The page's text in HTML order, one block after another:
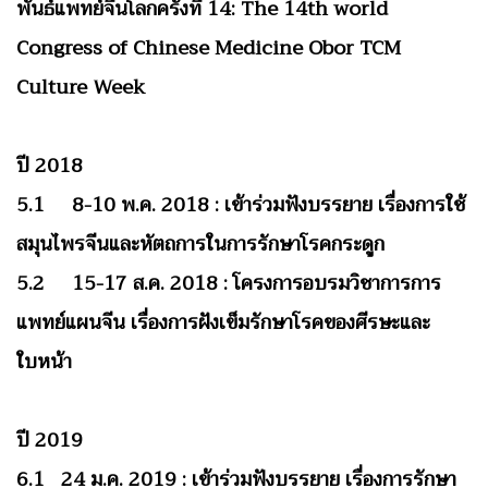
พันธ์แพทย์จีนโลกครั้งที่ 14: The 14th world
Congress of Chinese Medicine Obor TCM
Culture Week
ปี 2018
5.1 8-10 พ.ค. 2018 : เข้าร่วมฟังบรรยาย เรื่องการใช้
สมุนไพรจีนและหัตถการในการรักษาโรคกระดูก
5.2 15-17 ส.ค. 2018 : โครงการอบรมวิชาการการ
แพทย์แผนจีน เรื่องการฝังเข็มรักษาโรคของศีรษะและ
ใบหน้า
ปี 2019
6.1 24 ม.ค. 2019 : เข้าร่วมฟังบรรยาย เรื่องการรักษา